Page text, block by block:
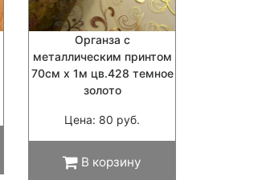
Органза с
металлическим принтом
70см х 1м цв.428 темное
золото
Цена: 80 руб.
В корзину